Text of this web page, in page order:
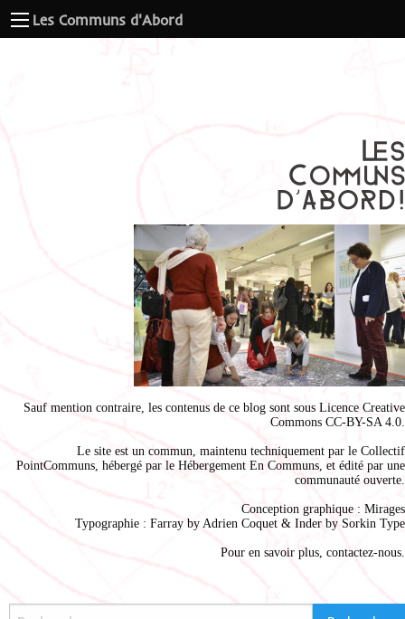
Les Communs d'Abord
Sauf mention contraire, les contenus de ce blog sont sous Licence Creative
Commons CC-BY-SA 4.0
Le site est un commun, maintenu techniquement par le Collectif
PointCommuns , hébergé par le Hébergement En Communs , et édité par une
communauté ouverte.
Conception graphique : Mirages
Typographie : Farray by Adrien Coquet & Inder by Sorkin Type
Pour en savoir plus, contactez-nous